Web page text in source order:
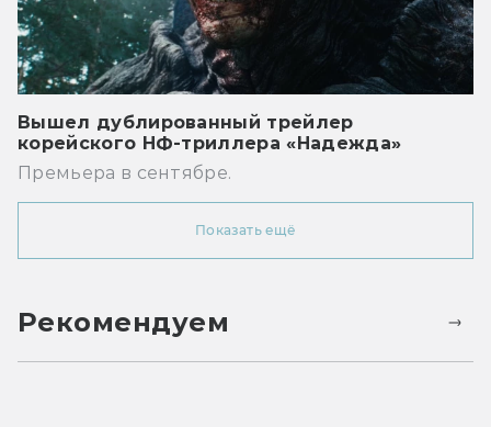
Вышел дублированный трейлер
корейского НФ-триллера «Надежда»
Премьера в сентябре.
Показать ещё
Рекомендуем